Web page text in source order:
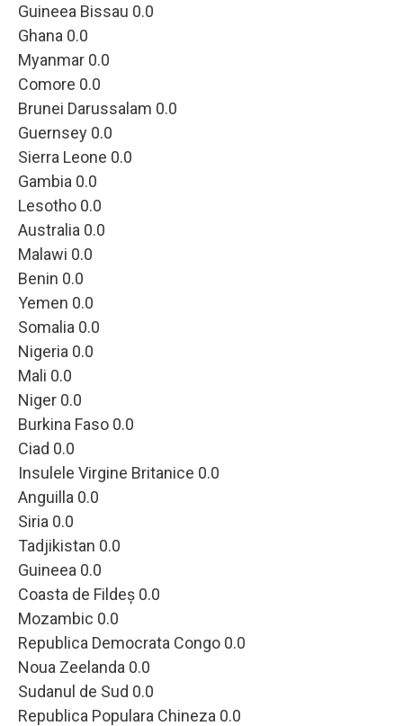
Guineea Bissau 0.0
Ghana 0.0
Myanmar 0.0
Comore 0.0
Brunei Darussalam 0.0
Guernsey 0.0
Sierra Leone 0.0
Gambia 0.0
Lesotho 0.0
Australia 0.0
Malawi 0.0
Benin 0.0
Yemen 0.0
Somalia 0.0
Nigeria 0.0
Mali 0.0
Niger 0.0
Burkina Faso 0.0
Ciad 0.0
Insulele Virgine Britanice 0.0
Anguilla 0.0
Siria 0.0
Tadjikistan 0.0
Guineea 0.0
Coasta de Fildeș 0.0
Mozambic 0.0
Republica Democrata Congo 0.0
Noua Zeelanda 0.0
Sudanul de Sud 0.0
Republica Populara Chineza 0.0